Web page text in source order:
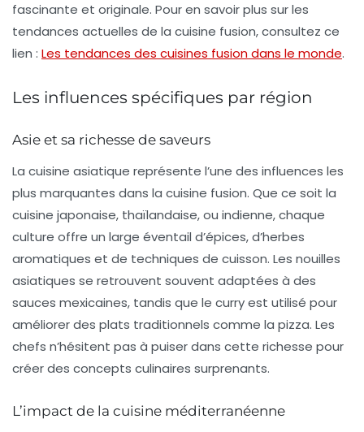
fascinante et originale. Pour en savoir plus sur les
tendances actuelles de la cuisine fusion, consultez ce
lien : Les tendances des cuisines fusion dans le monde.
Les influences spécifiques par région
Asie et sa richesse de saveurs
La cuisine asiatique représente l’une des influences les
plus marquantes dans la cuisine fusion. Que ce soit la
cuisine japonaise, thaïlandaise, ou indienne, chaque
culture offre un large éventail d’épices, d’herbes
aromatiques et de techniques de cuisson. Les nouilles
asiatiques se retrouvent souvent adaptées à des
sauces mexicaines, tandis que le curry est utilisé pour
améliorer des plats traditionnels comme la pizza. Les
chefs n’hésitent pas à puiser dans cette richesse pour
créer des concepts culinaires surprenants.
L’impact de la cuisine méditerranéenne